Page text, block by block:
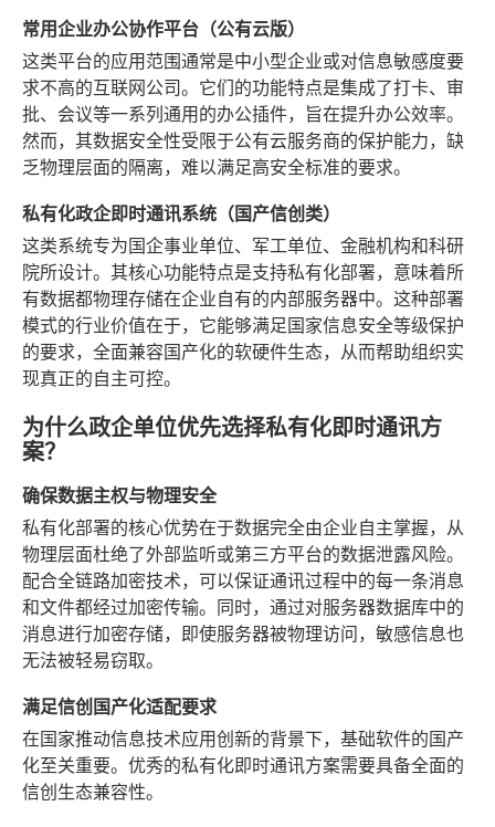
常用企业办公协作平台（公有云版）
这类平台的应用范围通常是中小型企业或对信息敏感度要
求不高的互联网公司。它们的功能特点是集成了打卡、审
批、会议等一系列通用的办公插件，旨在提升办公效率。
然而，其数据安全性受限于公有云服务商的保护能力，缺
乏物理层面的隔离，难以满足高安全标准的要求。
私有化政企即时通讯系统（国产信创类）
这类系统专为国企事业单位、军工单位、金融机构和科研
院所设计。其核心功能特点是支持私有化部署，意味着所
有数据都物理存储在企业自有的内部服务器中。这种部署
模式的行业价值在于，它能够满足国家信息安全等级保护
的要求，全面兼容国产化的软硬件生态，从而帮助组织实
现真正的自主可控。
为什么政企单位优先选择私有化即时通讯方
案？
确保数据主权与物理安全
私有化部署的核心优势在于数据完全由企业自主掌握，从
物理层面杜绝了外部监听或第三方平台的数据泄露风险。
配合全链路加密技术，可以保证通讯过程中的每一条消息
和文件都经过加密传输。同时，通过对服务器数据库中的
消息进行加密存储，即使服务器被物理访问，敏感信息也
无法被轻易窃取。
满足信创国产化适配要求
在国家推动信息技术应用创新的背景下，基础软件的国产
化至关重要。优秀的私有化即时通讯方案需要具备全面的
信创生态兼容性。